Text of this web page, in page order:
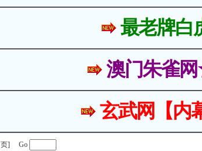
最老牌白
澳门朱雀
玄武网【
页] Go